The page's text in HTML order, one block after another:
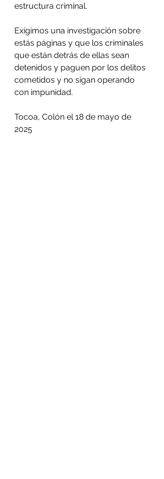
estructura criminal.
Exigimos una investigación sobre
estás páginas y que los criminales
que están detrás de ellas sean
detenidos y paguen por los delitos
cometidos y no sigan operando
con impunidad.
Tocoa, Colón el 18 de mayo de
2025